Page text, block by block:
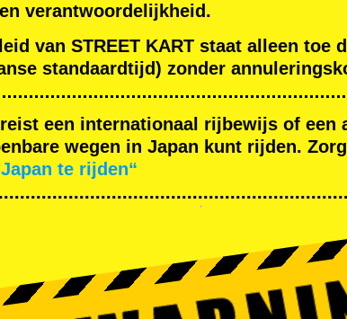
verantwoordelijkheid.
van STREET KART staat alleen toe
standaardtijd) zonder
een internationaal rijbewijs of een
wegen in Japan kunt rijden.
te rijden“